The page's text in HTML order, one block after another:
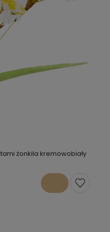
żonkila kremowobiały